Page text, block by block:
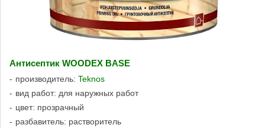
Антисептик WOODEX BASE
производитель: Teknos
вид работ: для наружных работ
цвет: прозрачный
разбавитель: растворитель